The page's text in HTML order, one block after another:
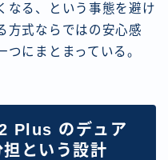
なる、という事態を避け
方式ならではの安心感
にまとまっている。
Plus のデュア
という設計